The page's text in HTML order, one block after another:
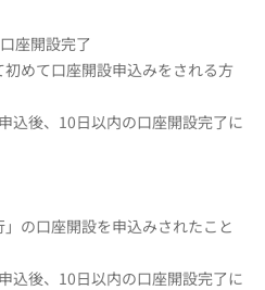
座開設完了
初めて口座開設申込みをされる方
込後、10日以内の口座開設完了に
の口座開設を申込みされたこと
込後、10日以内の口座開設完了に